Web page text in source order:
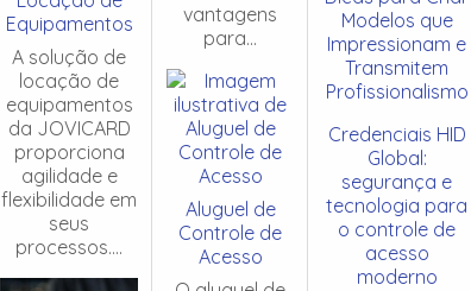
Equipamentos
A solução de
locação de
equipamentos
da JOVICARD
proporciona
agilidade e
flexibilidade em
seus
processos....
vantagens
para...
Aluguel de
Controle de
Acesso
Modelos que
Impressionam e
Transmitem
Profissionalismo
Credenciais HID
Global:
segurança e
tecnologia para
o controle de
acesso
moderno